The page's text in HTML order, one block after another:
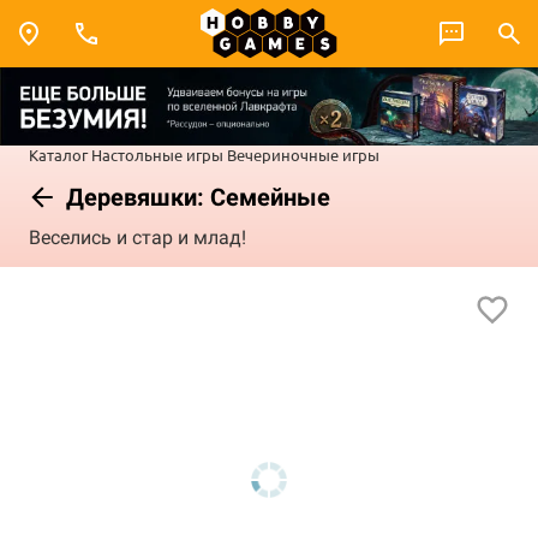
Каталог Настольные игры Вечериночные игры
Деревяшки: Семейные
Веселись и стар и млад!